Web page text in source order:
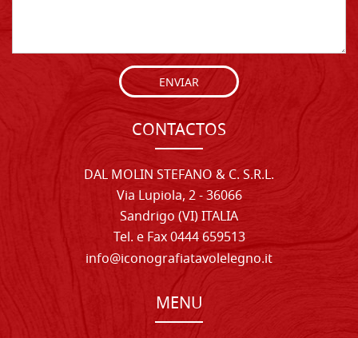
ENVIAR
CONTACTOS
DAL MOLIN STEFANO & C. S.R.L.
Via Lupiola, 2 - 36066
Sandrigo (VI) ITALIA
Tel. e Fax 0444 659513
info@iconografiatavolelegno.it
MENU